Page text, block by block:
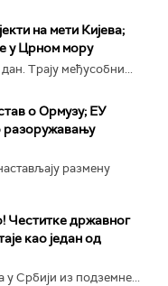
на мети Кијева;
у Црном мору
Трају међусобни...
о Ормузу; ЕУ
размену
Честитке државног
као један од
Србији из подземне...